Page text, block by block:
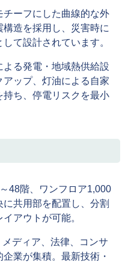
チーフにした曲線的な外
造を採用し、災害時に
て設計されています。
よる発電・地域熱供給設
ップ、灯油による自家
ち、停電リスクを最小
48階、ワンフロア1,000
共用部を配置し、分割
アウトが可能。
ディア、法律、コンサ
業が集積。最新技術・